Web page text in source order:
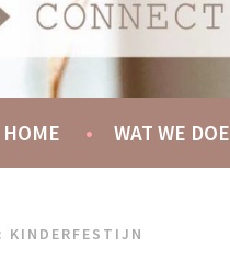
HOME WAT WE
KINDERFESTIJN